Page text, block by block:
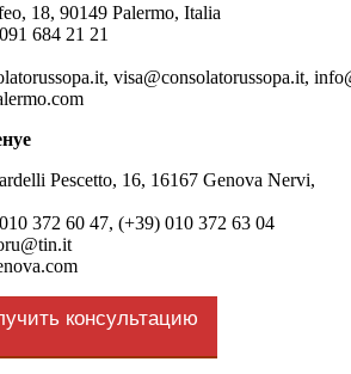
18, 90149 Palermo, Italia
684 21 21
visa@consolatorussopa.it,
Pescetto, 16, 16167 Genova Nervi,
372 60 47, (+39) 010 372 63 04
консультацию